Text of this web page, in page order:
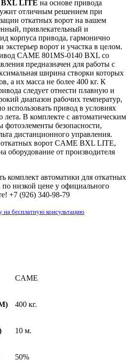
LITE на основе привода
отличным решением при
откатных ворот на вашем
привлекательный и
корпуса привода, гармонично
экстерьер ворот и участка в целом.
CAME 801MS-0140 BXL со
предназначен для работы с
ширина створки которых
а их масса не более 400 кг. К
следует отнести плавную и
диапазон рабочих температур,
использовать привод в условиях
В комплекте с автоматическим
безопасности,
дистанционного управления.
ворот CAME BXL LITE,
оборудование от производителя
комплект автоматики для откатных
по низкой цене у официального
+7 (926) 340-98-79
на бесплатную консультацию
CAME
400 кг.
10 м.
50%